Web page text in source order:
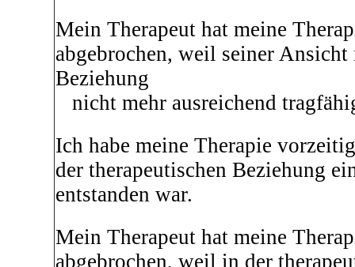
Mein Therapeut hat meine
abgebrochen, weil seiner Ansicht
Beziehung
nicht mehr ausreichend
Ich habe meine Therapie
der therapeutischen Beziehung
entstanden war.
Mein Therapeut hat meine
abgebrochen, weil in der